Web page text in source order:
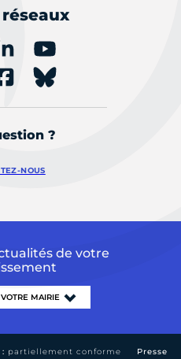
?
NOUS
de votre
partiellement conforme Presse